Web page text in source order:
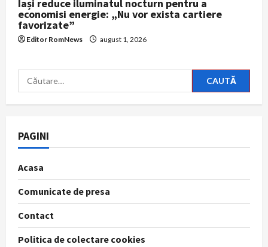
Iași reduce iluminatul nocturn pentru a
economisi energie: „Nu vor exista cartiere
favorizate”
Editor RomNews august 1, 2026
Caută
după:
PAGINI
Acasa
Comunicate de presa
Contact
Politica de colectare cookies